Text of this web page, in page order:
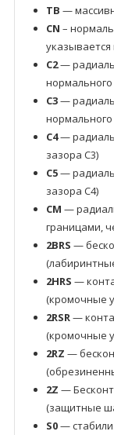
TB —
CN –
C2—
нормального
C3—
нормального
C4—
зазора C3)
C5—
зазора C4)
CM —
границами,
2BRS —
2HRS —
(кромочные
2RSR—
(кромочные
2RZ —
2Z —
(защитные
S0—